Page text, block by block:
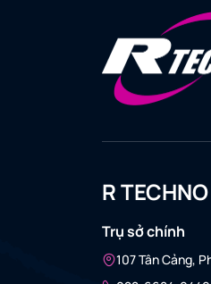
R
Trụ sở chính
107 Tân Cảng,